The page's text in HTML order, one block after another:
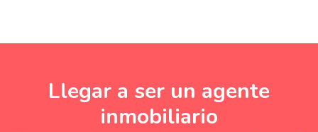
Llegar a ser un agente
inmobiliario